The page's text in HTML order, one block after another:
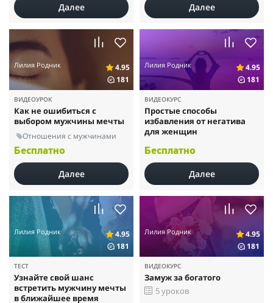
Далее Далее
Лилия Родник
4.95
181
ВИДЕОУРОК
Как не ошибиться с
выбором мужчины мечты
Отношения с мужчинами
Бесплатно
Далее
Лилия Родник
4.95
181
ВИДЕОКУРС
Простые способы
избавления от негатива
для женщин
Бесплатно
Далее
Лилия Родник
4.95
181
ТЕСТ
Узнайте свой шанс
встретить мужчину мечты
в ближайшее время
Лилия Родник
4.95
181
ВИДЕОКУРС
Замуж за богатого
5 уроков